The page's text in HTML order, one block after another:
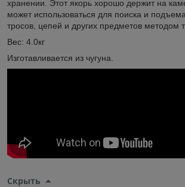
хранении. Этот якорь хорошо держит на
может использоваться для поиска и
тросов, цепей и других предметов методом
Вес: 4.0кг
Изготавливается из чугуна.
Скрыть